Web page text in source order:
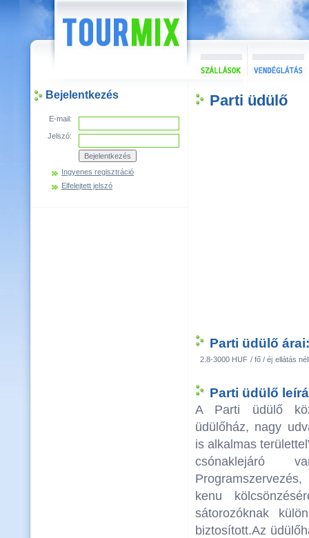
Bejelentkezés
E-mail:
Jelszó:
Ingyenes regisztráció
Elfelejtett jelszó
Parti üdülő
Parti üdülő árai:
2.8-3000 HUF / fő / éj ellátás
Parti üdülő
A Parti üdülő
üdülőház, nagy
is alkalmas
csónaklejáró
kenu
sátorozóknak
biztosított.Az